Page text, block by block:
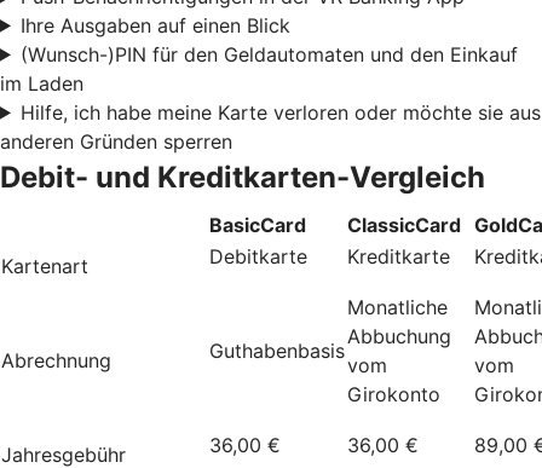
Ihre Ausgaben auf einen Blick
(Wunsch-)PIN für den Geldautomaten und den Einkauf
im Laden
Hilfe, ich habe meine Karte verloren oder möchte sie aus
anderen Gründen sperren
Debit- und Kreditkarten-Vergleich
BasicCard ClassicCard
Kartenart
Debitkarte Kreditkarte
Abrechnung Guthabenbasis
Monatliche
Abbuchung
vom
Girokonto
vom
Jahresgebühr 36,00 € 36,00 € 89,00